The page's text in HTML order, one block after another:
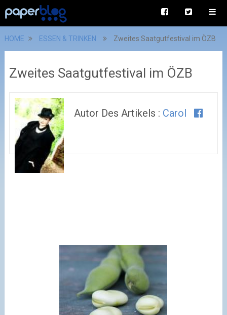
HOME ESSEN & TRINKEN Zweites Saatgutfestival im ÖZB
Zweites Saatgutfestival im ÖZB
Autor Des Artikels : Carol